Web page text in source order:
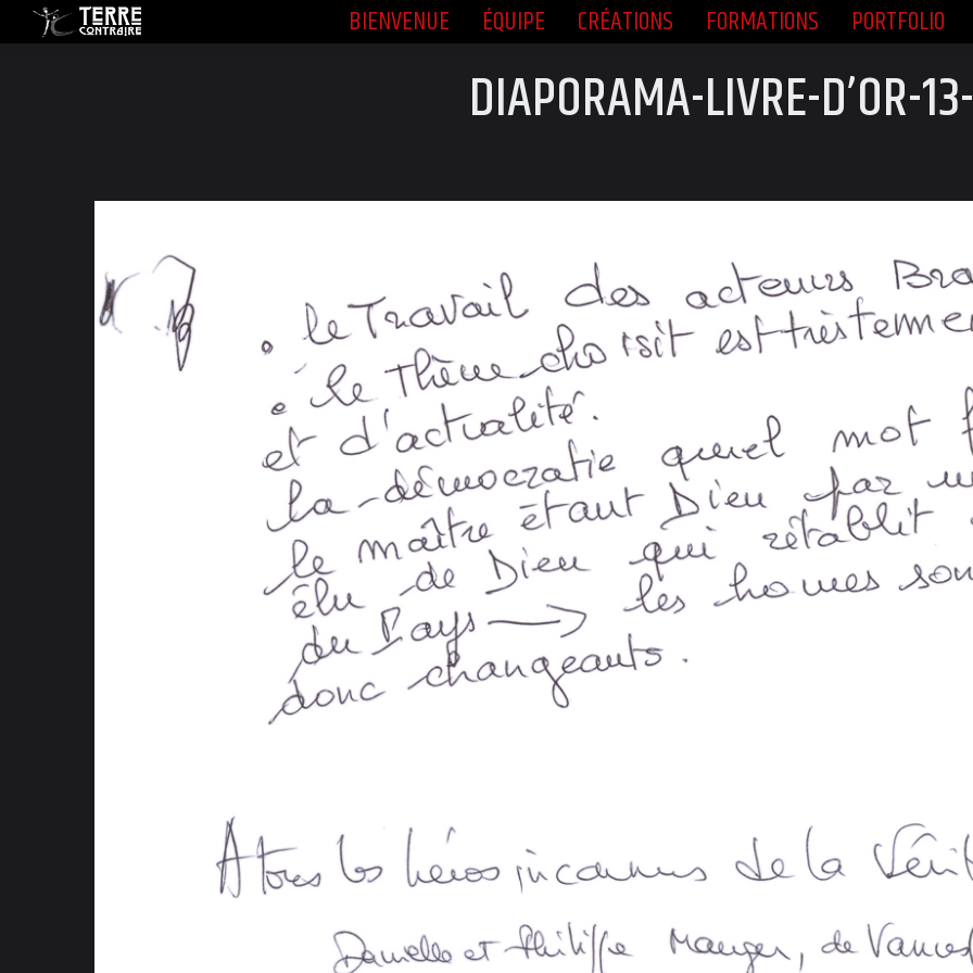
BIENVENUE ÉQUIPE CRÉATIONS FORMATIONS PORTFOLIO
DIAPORAMA-LIVRE-D’OR-
BIENVENUE ÉQUIPE CRÉATIONS FORMATIONS PORTFOLIO